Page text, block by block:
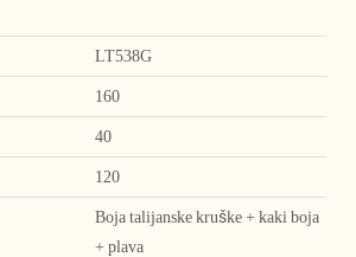
LT538G
160
40
120
Boja talijanske kruške + kaki boja
+ plava